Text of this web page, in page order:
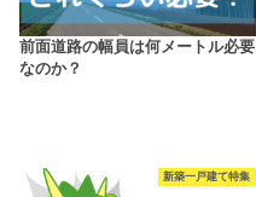
前面道路の幅員は何メートル必要
なのか？
新築一戸建て特集